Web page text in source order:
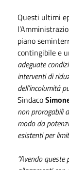
Questi ultimi
piano
contingibile e
adeguate
interventi di
dell’incolumità
Sindaco
non prorogabili
modo da
esistenti per
“Avendo